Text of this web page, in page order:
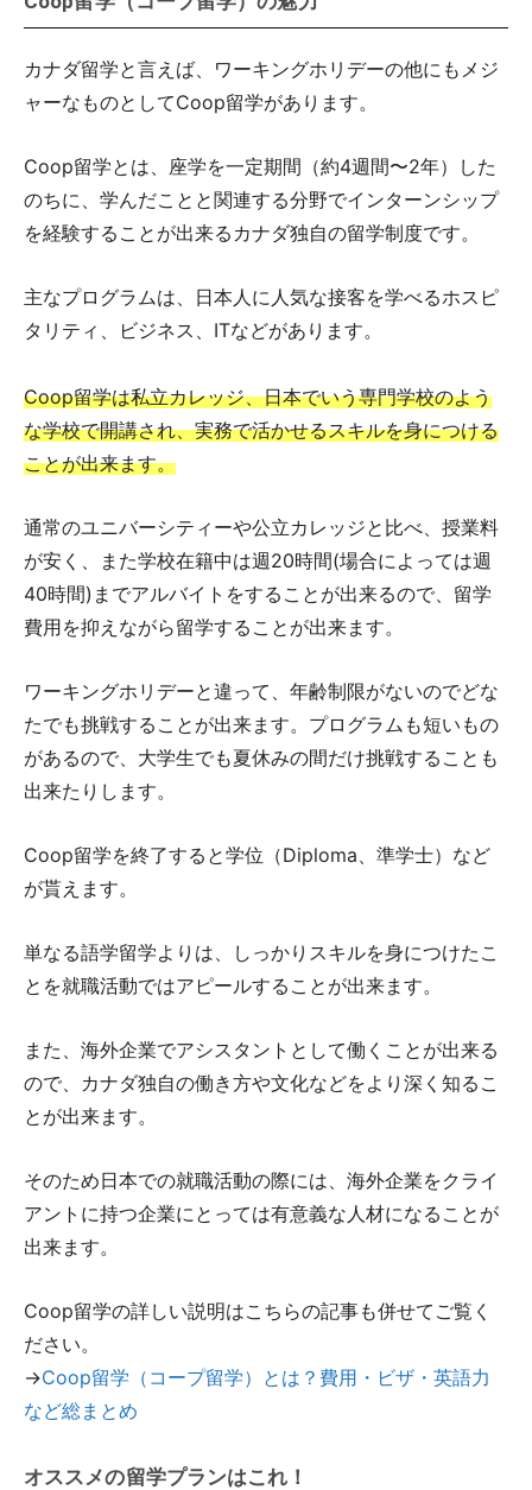
カナダ留学と言えば、ワーキングホリデーの他にもメジ
ャーなものとしてCoop留学があります。
Coop留学とは、座学を一定期間（約4週間〜2年）した
のちに、学んだことと関連する分野でインターンシップ
を経験することが出来るカナダ独自の留学制度です。
主なプログラムは、日本人に人気な接客を学べるホスピ
タリティ、ビジネス、ITなどがあります。
Coop留学は私立カレッジ、日本でいう専門学校のよう
な学校で開講され、実務で活かせるスキルを身につける
ことが出来ます。
通常のユニバーシティーや公立カレッジと比べ、授業料
が安く、また学校在籍中は週20時間(場合によっては週
40時間)までアルバイトをすることが出来るので、留学
費用を抑えながら留学することが出来ます。
ワーキングホリデーと違って、年齢制限がないのでどな
たでも挑戦することが出来ます。プログラムも短いもの
があるので、大学生でも夏休みの間だけ挑戦することも
出来たりします。
Coop留学を終了すると学位（Diploma、準学士）など
が貰えます。
単なる語学留学よりは、しっかりスキルを身につけたこ
とを就職活動ではアピールすることが出来ます。
また、海外企業でアシスタントとして働くことが出来る
ので、カナダ独自の働き方や文化などをより深く知るこ
とが出来ます。
そのため日本での就職活動の際には、海外企業をクライ
アントに持つ企業にとっては有意義な人材になることが
出来ます。
Coop留学の詳しい説明はこちらの記事も併せてご覧く
ださい。
→Coop留学（コープ留学）とは？費用・ビザ・英語力
など総まとめ
オススメの留学プランはこれ！